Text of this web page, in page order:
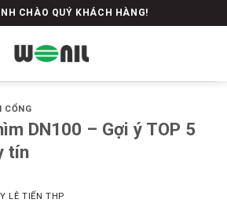
CHÀO QUÝ KHÁCH HÀNG!
CỔNG
DN100 – Gợi ý TOP 5
tín
LÊ TIẾN THP